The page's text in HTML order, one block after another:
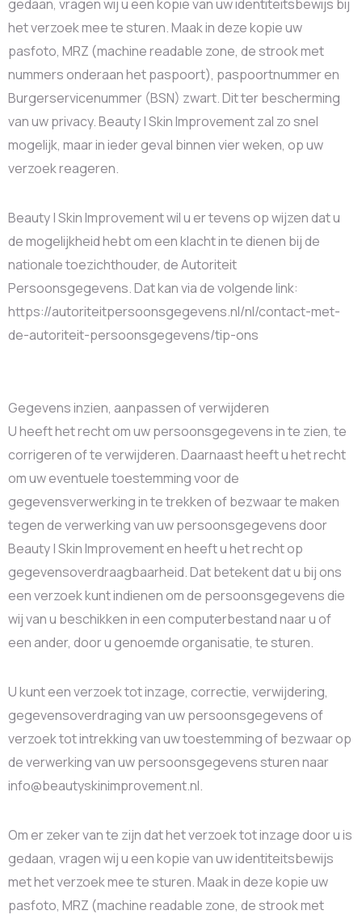
gedaan, vragen wij u een kopie van uw identiteitsbewijs bij
het verzoek mee te sturen. Maak in deze kopie uw
pasfoto, MRZ (machine readable zone, de strook met
nummers onderaan het paspoort), paspoortnummer en
Burgerservicenummer (BSN) zwart. Dit ter bescherming
van uw privacy. Beauty | Skin Improvement zal zo snel
mogelijk, maar in ieder geval binnen vier weken, op uw
verzoek reageren.
Beauty | Skin Improvement wil u er tevens op wijzen dat u
de mogelijkheid hebt om een klacht in te dienen bij de
nationale toezichthouder, de Autoriteit
Persoonsgegevens. Dat kan via de volgende link:
https://autoriteitpersoonsgegevens.nl/nl/contact-met-
de-autoriteit-persoonsgegevens/tip-ons
Gegevens inzien, aanpassen of verwijderen
U heeft het recht om uw persoonsgegevens in te zien, te
corrigeren of te verwijderen. Daarnaast heeft u het recht
om uw eventuele toestemming voor de
gegevensverwerking in te trekken of bezwaar te maken
tegen de verwerking van uw persoonsgegevens door
Beauty | Skin Improvement en heeft u het recht op
gegevensoverdraagbaarheid. Dat betekent dat u bij ons
een verzoek kunt indienen om de persoonsgegevens die
wij van u beschikken in een computerbestand naar u of
een ander, door u genoemde organisatie, te sturen.
U kunt een verzoek tot inzage, correctie, verwijdering,
gegevensoverdraging van uw persoonsgegevens of
verzoek tot intrekking van uw toestemming of bezwaar op
de verwerking van uw persoonsgegevens sturen naar
info@beautyskinimprovement.nl.
Om er zeker van te zijn dat het verzoek tot inzage door u is
gedaan, vragen wij u een kopie van uw identiteitsbewijs
met het verzoek mee te sturen. Maak in deze kopie uw
pasfoto, MRZ (machine readable zone, de strook met